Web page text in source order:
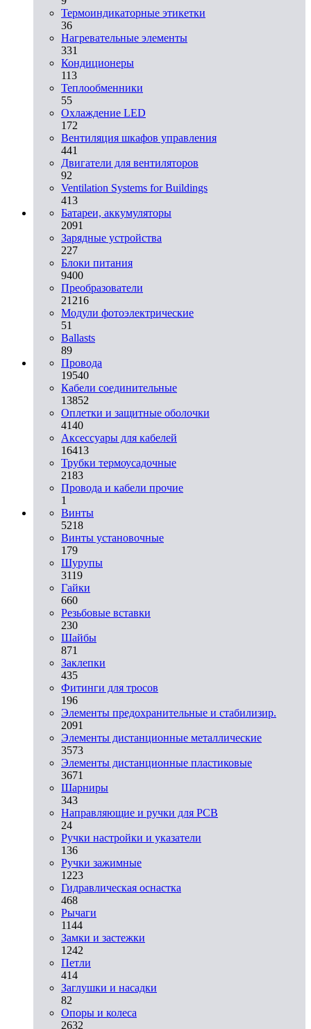
Термоиндикаторные этикетки
36
Нагревательные элементы
331
Кондиционеры
113
Теплообменники
55
Охлаждение LED
172
Вентиляция шкафов управления
441
Двигатели для вентиляторов
92
Ventilation Systems for Buildings
413
Батареи, аккумуляторы
2091
Зарядные устройства
227
Блоки питания
9400
Преобразователи
21216
Модули фотоэлектрические
51
Ballasts
89
Провода
19540
Кабели соединительные
13852
Оплетки и защитные оболочки
4140
Аксессуары для кабелей
16413
Трубки термоусадочные
2183
Провода и кабели прочие
1
Винты
5218
Винты установочные
179
Шурупы
3119
Гайки
660
Резьбовые вставки
230
Шайбы
871
Заклепки
435
Фитинги для тросов
196
Элементы предохранительные и стабилизир.
2091
Элементы дистанционные металлические
3573
Элементы дистанционные пластиковые
3671
Шарниры
343
Направляющие и ручки для PCB
24
Ручки настройки и указатели
136
Ручки зажимные
1223
Гидравлическая оснастка
468
Рычаги
1144
Замки и застежки
1242
Петли
414
Заглушки и насадки
82
Опоры и колеса
2632